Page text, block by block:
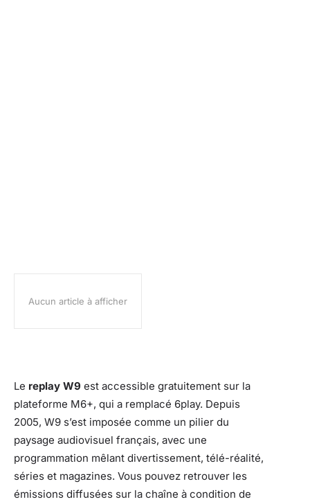
Aucun article à afficher
Le replay W9 est accessible gratuitement sur la
plateforme M6+, qui a remplacé 6play. Depuis
2005, W9 s’est imposée comme un pilier du
paysage audiovisuel français, avec une
programmation mêlant divertissement, télé-réalité,
séries et magazines. Vous pouvez retrouver les
émissions diffusées sur la chaîne à condition de